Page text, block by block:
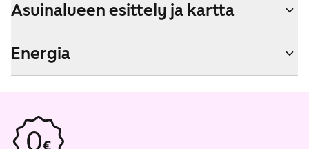
Asuinalueen esittely ja kartta
Energia